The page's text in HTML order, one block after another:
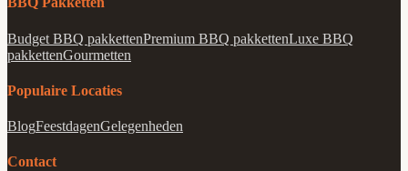
Budget BBQ pakkettenPremium BBQ pakkettenLuxe BBQ
pakkettenGourmetten
Populaire Locaties
BlogFeestdagenGelegenheden
Contact